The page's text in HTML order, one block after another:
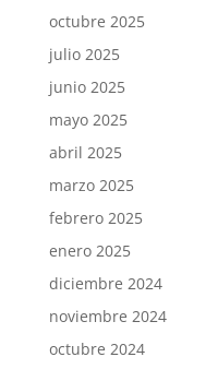
octubre 2025
julio 2025
junio 2025
mayo 2025
abril 2025
marzo 2025
febrero 2025
enero 2025
diciembre 2024
noviembre 2024
octubre 2024